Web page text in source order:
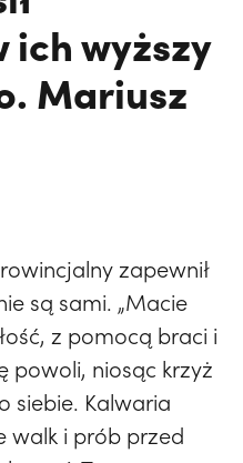
ich wyższy
Mariusz
zapewnił
są sami. „Macie
z pomocą braci i
powoli, niosąc krzyż
siebie. Kalwaria
walk i prób przed